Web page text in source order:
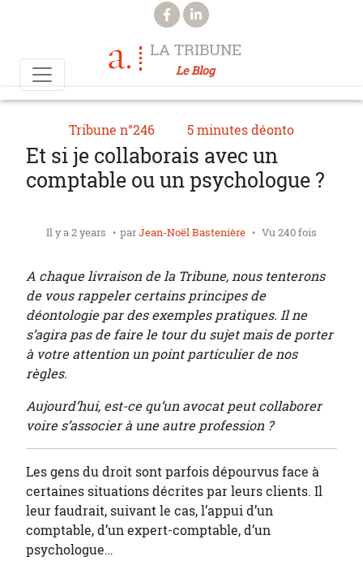
Aller au contenu principal
LA TRIBUNE
Le Blog
Tribune n°246 5 minutes déonto
Et si je collaborais avec un
comptable ou un psychologue ?
Il y a 2 years parJean-Noël Bastenière Vu 240 fois
A chaque livraison de la Tribune, nous tenterons
de vous rappeler certains principes de
déontologie par des exemples pratiques. Il ne
s’agira pas de faire le tour du sujet mais de porter
à votre attention un point particulier de nos
règles.
Aujourd’hui, est-ce qu’un avocat peut collaborer
voire s’associer à une autre profession ?
Les gens du droit sont parfois dépourvus face à
certaines situations décrites par leurs clients. Il
leur faudrait, suivant le cas, l’appui d’un
comptable, d’un expert-comptable, d’un
psychologue…